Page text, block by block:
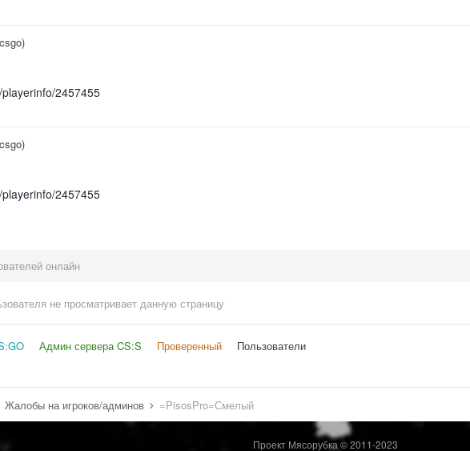
2457455
2457455
онлайн
не просматривает данную страницу
Админ сервера CS:S Проверенный Пользователи
Жалобы на игроков/админов =PisosPro=Смелый
Проект Мясорубка © 2011-2023